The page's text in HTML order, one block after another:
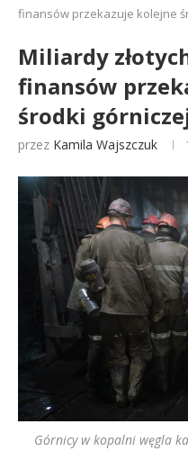
finansów przekazuje kolejne
Miliardy
finansów
środki
przez Kamila Wajszczuk
Górnicy w kopalni węgla